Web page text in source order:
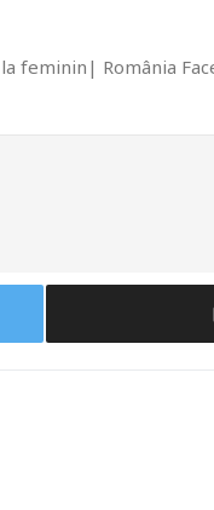
feminin România